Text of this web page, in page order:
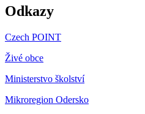
Odkazy
Czech POINT
Živé obce
Ministerstvo školství
Mikroregion Odersko